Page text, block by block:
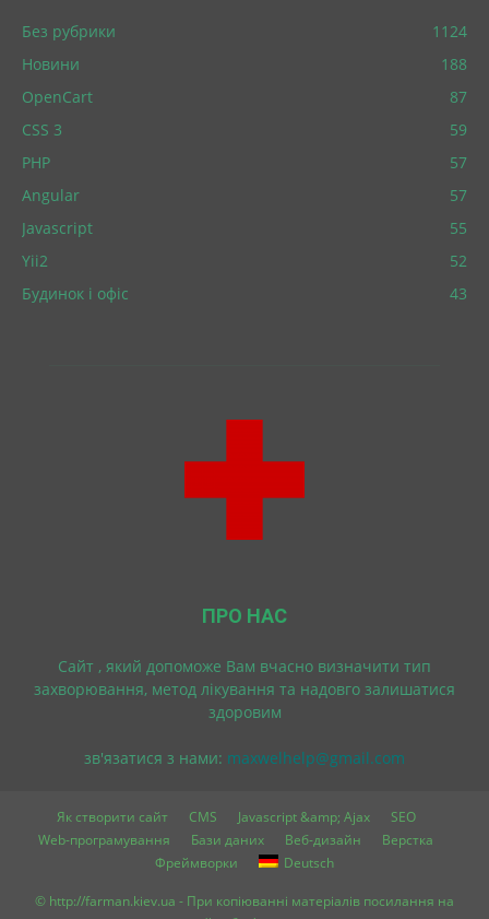
Без рубрики
1124
Новини
188
OpenCart
87
CSS 3
59
PHP
57
Angular
57
Javascript
55
Yii2
52
Будинок і офіс
43
ПРО НАС
Cайт , який допоможе Вам вчасно визначити тип
захворювання, метод лікування та надовго залишатися
здоровим
зв'язатися з нами: maxwelhelp@gmail.com
Як створити сайт CMS Javascript &amp; Ajax
SEO
Web-програмування
Бази даних Веб-дизайн
Верстка
Фреймворки
Deutsch
© http://farman.kiev.ua - При копіюванні матеріалів посилання на